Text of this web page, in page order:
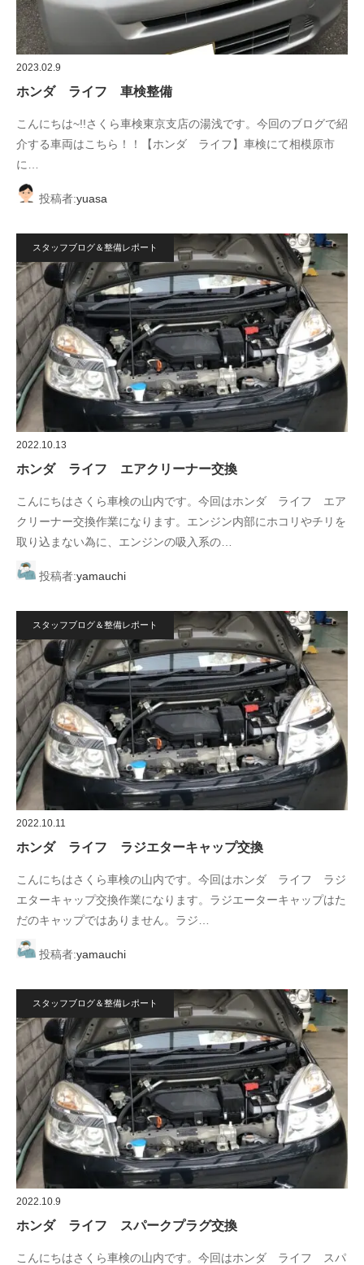
2023.02.9
ホンダ ライフ 車検整備
こんにちは~!!さくら車検東京支店の湯浅です。今回のブログで紹
介する車両はこちら！！【ホンダ ライフ】車検にて相模原市
に…
投稿者:yuasa
スタッフブログ＆整備レポート
2022.10.13
ホンダ ライフ エアクリーナー交換
こんにちはさくら車検の山内です。今回はホンダ ライフ エア
クリーナー交換作業になります。エンジン内部にホコリやチリを
取り込まない為に、エンジンの吸入系の…
投稿者:yamauchi
スタッフブログ＆整備レポート
2022.10.11
ホンダ ライフ ラジエターキャップ交換
こんにちはさくら車検の山内です。今回はホンダ ライフ ラジ
エターキャップ交換作業になります。ラジエーターキャップはた
だのキャップではありません。ラジ…
投稿者:yamauchi
スタッフブログ＆整備レポート
2022.10.9
ホンダ ライフ スパークプラグ交換
こんにちはさくら車検の山内です。今回はホンダ ライフ スパ